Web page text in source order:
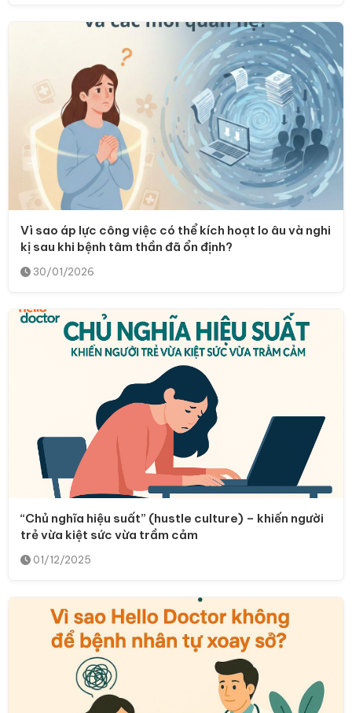
Vì sao áp lực công việc có thể kích hoạt lo âu và nghi
kị sau khi bệnh tâm thần đã ổn định?
30/01/2026
“Chủ nghĩa hiệu suất” (hustle culture) – khiến người
trẻ vừa kiệt sức vừa trầm cảm
01/12/2025